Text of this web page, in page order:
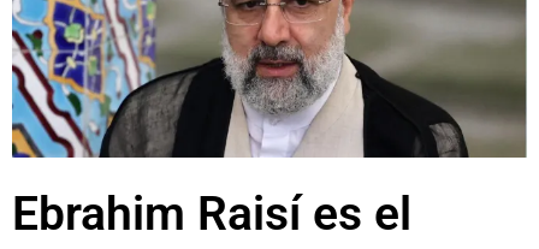
Ebrahim Raisí es el